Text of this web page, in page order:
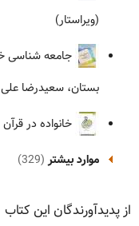
(ویراستار)
جامعه شناسی
بستان، سعیدرضا
خانواده در قرآن
موارد بیشتر (329)
از پدیدآورندگان این کتاب